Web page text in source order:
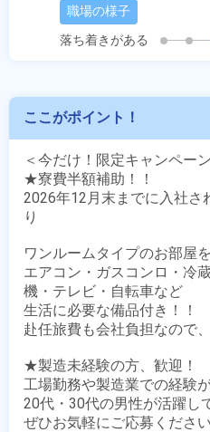
職場の様子
落ち着きがある
ここがポイント！
＜今だけ！限定キャンペー
★寮費半額補助！！
2026年12月末までに入社さ
り
ワンルームタイプのお部屋
エアコン・ガスコンロ・冷
機・テレビ・自転車など
生活に必要な備品付き！！
赴任旅費も会社負担なので
★製造未経験の方、歓迎！
工場勤務や製造業での経験
20代・30代の男性が活躍し
ぜひお気軽にご応募くださ